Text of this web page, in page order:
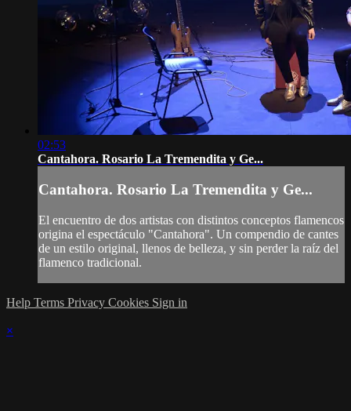
02:53
Cantahora. Rosario La Tremendita y Ge...
Cantahora. Rosario La Tremendita y Ge...
El encuentro de dos artistas con distintos conceptos flamencos
origina el espectáculo "Cantahora". Un compendio de cantes
de un estilo original, llenos de belleza, y sin perder la raíz del
flamenco tradicional.
Help Terms Privacy Cookies Sign in
×